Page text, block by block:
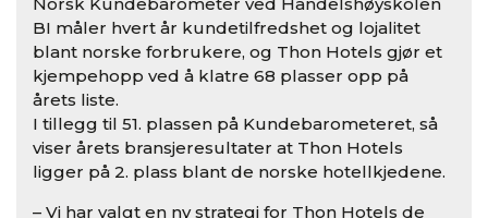
BI måler hvert år kundetilfredshet og lojalitet
blant norske forbrukere, og Thon Hotels gjør et
kjempehopp ved å klatre 68 plasser opp på
årets liste.
I tillegg til 51. plassen på Kundebarometeret, så
viser årets bransjeresultater at Thon Hotels
ligger på 2. plass blant de norske hotellkjedene.
– Vi har valgt en ny strategi for Thon Hotels de